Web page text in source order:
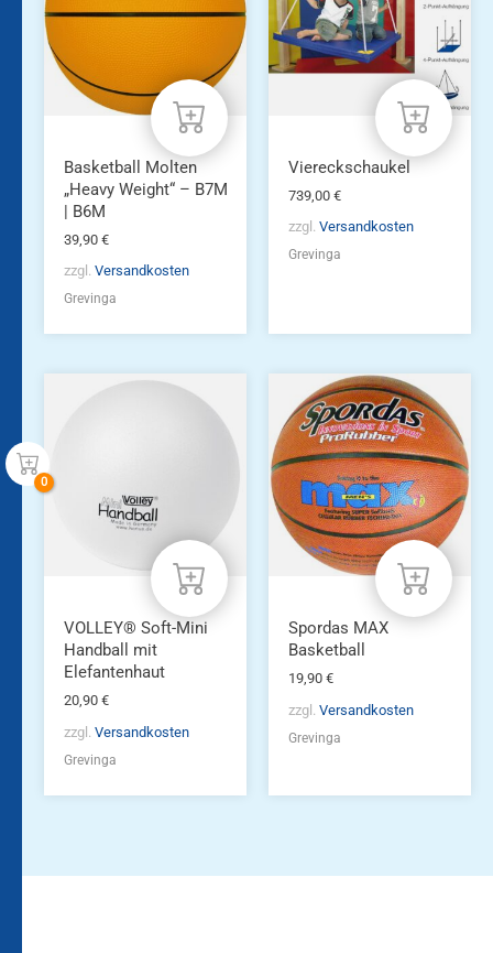
Varianten
Optionen
können
Produktseite
gewählt
werden
Basketball Molten
„Heavy Weight“ – B7M
| B6M
39,90 €
zzgl. Versandkosten
Grevinga
Viereckschaukel
739,00 €
zzgl. Versandkosten
Grevinga
VOLLEY® Soft-Mini
Handball mit
Elefantenhaut
20,90 €
zzgl. Versandkosten
Grevinga
Spordas MAX
Basketball
19,90 €
zzgl. Versandkosten
Grevinga